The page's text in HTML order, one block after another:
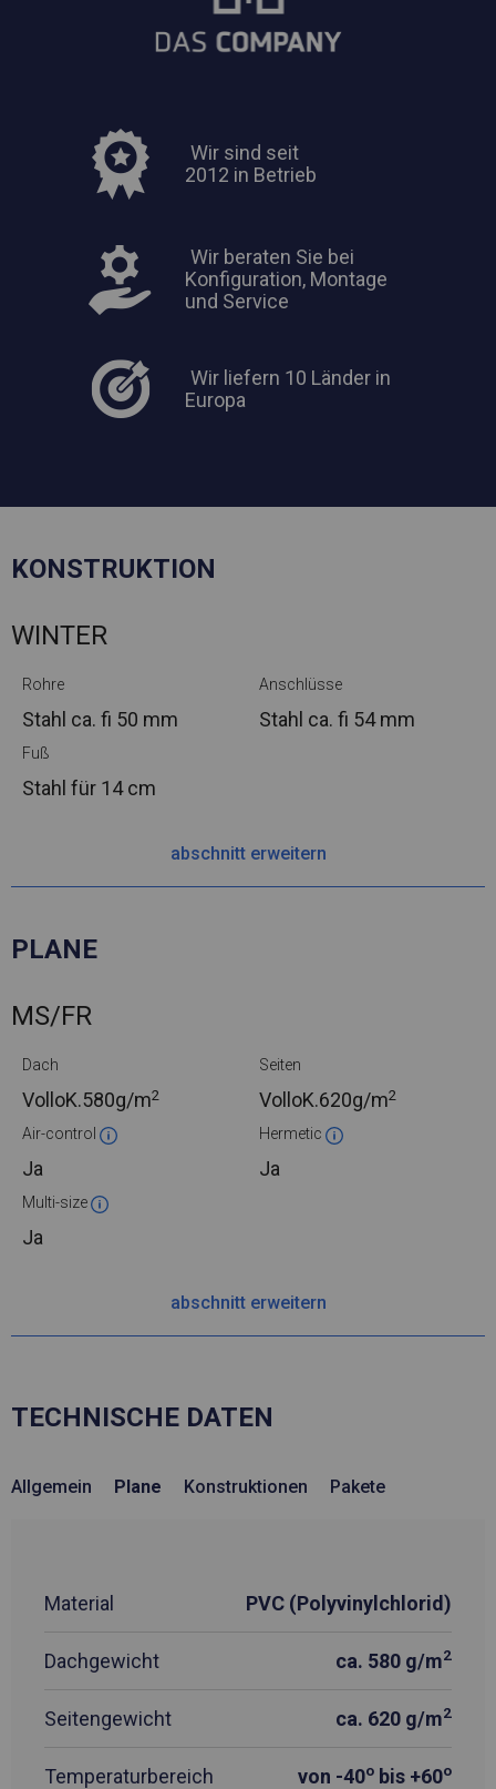
Wir sind seit
2012 in Betrieb
Wir beraten Sie bei
Konfiguration, Montage
und Service
Wir liefern 10 Länder in
Europa
KONSTRUKTION
WINTER
Rohre
Stahl ca. fi 50 mm
Anschlüsse
Stahl ca. fi 54 mm
Fuß
Stahl für 14 cm
abschnitt erweitern
PLANE
MS/FR
Dach
VolloK.580g/m2
Seiten
VolloK.620g/m2
Air-control
Ja
Hermetic
Ja
Multi-size
Ja
abschnitt erweitern
TECHNISCHE DATEN
Allgemein Plane Konstruktionen Pakete
Material PVC (Polyvinylchlorid)
Dachgewicht ca. 580 g/m2
Seitengewicht ca. 620 g/m2
Temperaturbereich von -40o bis +60o